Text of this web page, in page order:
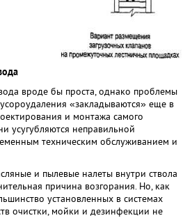
вроде бы проста, однако проблемы
«закладываются» еще в
и монтажа самого
усугубляются неправильной
техническим обслуживанием и
и пылевые налеты внутри ствола
причина возгорания. Но, как
установленных в системах
очистки, мойки и дезинфекции не